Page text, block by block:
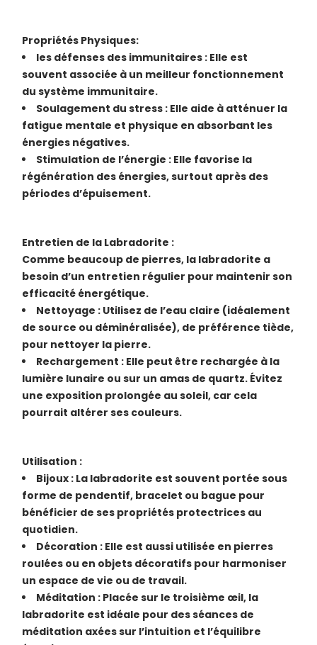
Propriétés Physiques:
les défenses des immunitaires : Elle est
souvent associée à un meilleur fonctionnement
du système immunitaire.
Soulagement du stress : Elle aide à atténuer la
fatigue mentale et physique en absorbant les
énergies négatives.
Stimulation de l’énergie : Elle favorise la
régénération des énergies, surtout après des
périodes d’épuisement.
Entretien de la Labradorite :
Comme beaucoup de pierres, la labradorite a
besoin d’un entretien régulier pour maintenir son
efficacité énergétique.
Nettoyage : Utilisez de l’eau claire (idéalement
de source ou déminéralisée), de préférence tiède,
pour nettoyer la pierre.
Rechargement : Elle peut être rechargée à la
lumière lunaire ou sur un amas de quartz. Évitez
une exposition prolongée au soleil, car cela
pourrait altérer ses couleurs.
Utilisation :
Bijoux : La labradorite est souvent portée sous
forme de pendentif, bracelet ou bague pour
bénéficier de ses propriétés protectrices au
quotidien.
Décoration : Elle est aussi utilisée en pierres
roulées ou en objets décoratifs pour harmoniser
un espace de vie ou de travail.
Méditation : Placée sur le troisième œil, la
labradorite est idéale pour des séances de
méditation axées sur l’intuition et l’équilibre